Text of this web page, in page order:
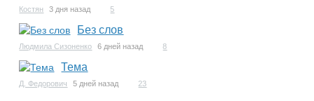
Костян 3 дня назад 5
Без слов
Людмила Сизоненко 6 дней назад 8
Тема
Д. Федорович 5 дней назад 23